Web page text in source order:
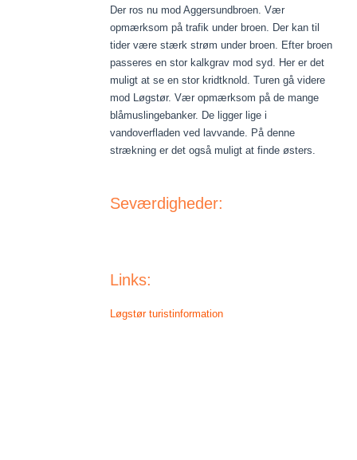
Der ros nu mod Aggersundbroen. Vær
opmærksom på trafik under broen. Der kan til
tider være stærk strøm under broen. Efter broen
passeres en stor kalkgrav mod syd. Her er det
muligt at se en stor kridtknold. Turen gå videre
mod Løgstør. Vær opmærksom på de mange
blåmuslingebanker. De ligger lige i
vandoverfladen ved lavvande. På denne
strækning er det også muligt at finde østers.
Seværdigheder:
Links:
Løgstør turistinformation